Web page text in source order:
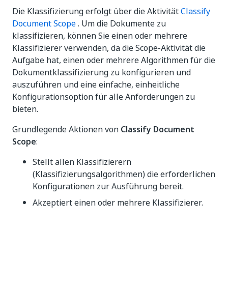
Die Klassifizierung erfolgt über die AktivitätClassify
Document Scope. Um die Dokumente zu
klassifizieren, können Sie einen oder mehrere
Klassifizierer verwenden, da die Scope-Aktivität die
Aufgabe hat, einen oder mehrere Algorithmen für die
Dokumentklassifizierung zu konfigurieren und
auszuführen und eine einfache, einheitliche
Konfigurationsoption für alle Anforderungen zu
bieten.
Grundlegende Aktionen von Classify Document
Scope:
Stellt allen Klassifizierern
(Klassifizierungsalgorithmen) die erforderlichen
Konfigurationen zur Ausführung bereit.
Akzeptiert einen oder mehrere Klassifizierer.